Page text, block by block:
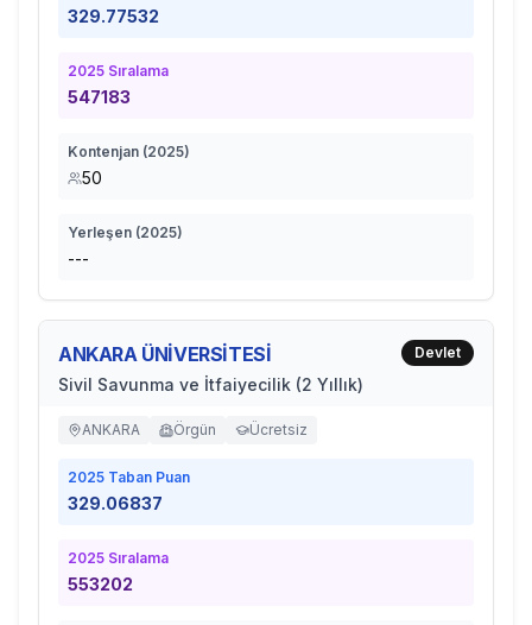
329.77532
2025 Sıralama
547183
Kontenjan (2025)
50
Yerleşen (2025)
---
ANKARA ÜNİVERSİTESİ
Sivil Savunma ve İtfaiyecilik (2 Yıllık)
Devlet
ANKARA Örgün Ücretsiz
2025 Taban Puan
329.06837
2025 Sıralama
553202